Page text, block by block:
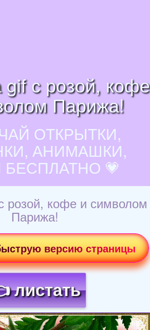
gif с розой, кофе
Парижа!
ОТКРЫТКИ,
АНИМАШКИ,
БЕСПЛАТНО 💗
розой, кофе и символом
Парижа!
версию страницы
листать
картинки...